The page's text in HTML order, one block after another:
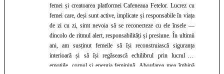
femei și creatoarea platformei Cafeneaua Fetelor. Lucrez cu
femei care, deși sunt active, implicate și responsabile în viața
de zi cu zi, simt nevoia să se reconecteze cu ele însele —
dincolo de ritmul alert, responsabilități și presiune. În ultimii
ani, am susținut femeile să își reconstruiască siguranța
interioară și să își regăsească echilibrul prin lucrul cu
emoțiile, corpul și energia feminină. Abordarea mea îmbină